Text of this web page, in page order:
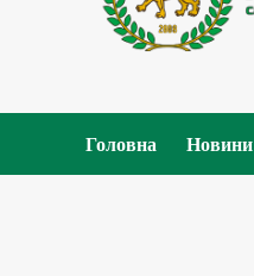
Головна Новини